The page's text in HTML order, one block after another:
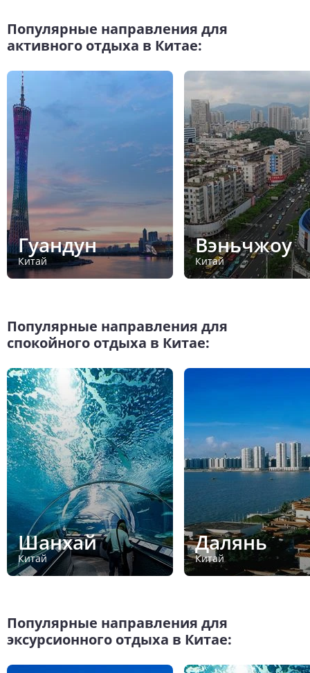
Популярные направления для
активного отдыха в Китае:
Гуандун
Китай
Вэньчжоу
Китай
Популярные направления для
спокойного отдыха в Китае:
Шанхай
Китай
Далянь
Китай
Популярные направления для
эксурсионного отдыха в Китае: